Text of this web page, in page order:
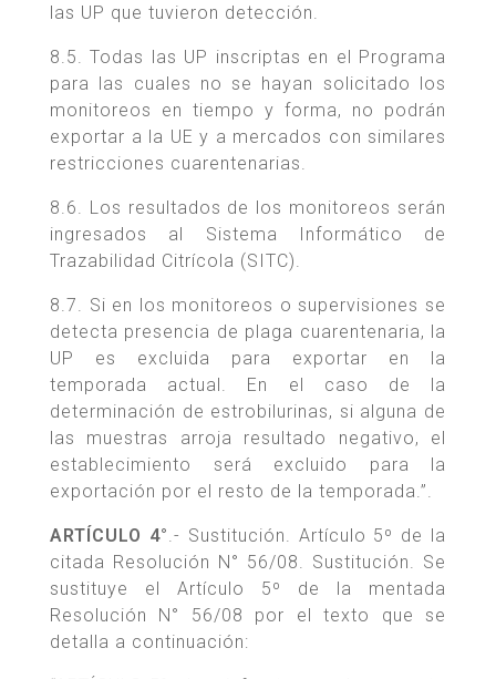
las UP que tuvieron detección.
8.5. Todas las UP inscriptas en el Programa
para las cuales no se hayan solicitado los
monitoreos en tiempo y forma, no podrán
exportar a la UE y a mercados con similares
restricciones cuarentenarias.
8.6. Los resultados de los monitoreos serán
ingresados al Sistema Informático de
Trazabilidad Citrícola (SITC).
8.7. Si en los monitoreos o supervisiones se
detecta presencia de plaga cuarentenaria, la
UP es excluida para exportar en la
temporada actual. En el caso de la
determinación de estrobilurinas, si alguna de
las muestras arroja resultado negativo, el
establecimiento será excluido para la
exportación por el resto de la temporada.”.
ARTÍCULO 4° .- Sustitución. Artículo 5º de la
citada Resolución N° 56/08. Sustitución. Se
sustituye el Artículo 5º de la mentada
Resolución N° 56/08 por el texto que se
detalla a continuación: